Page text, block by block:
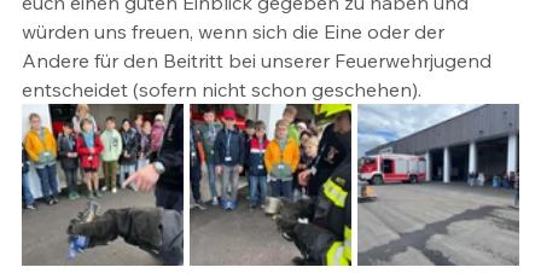
würden uns freuen, wenn sich die Eine oder der
Andere für den Beitritt bei unserer Feuerwehrjugend
entscheidet (sofern nicht schon geschehen).